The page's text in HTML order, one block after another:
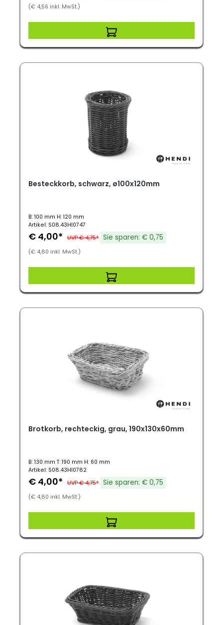
(€ 4,56 inkl. MwSt.)
Besteckkorb, schwarz, ø100x120mm
B: 100 mm H: 120 mm
Artikel: S08.43HI0747
€ 4,00* UVP € 4,75* Sie sparen: € 0,75
(€ 4,80 inkl. MwSt.)
Brotkorb, rechteckig, grau, 190x130x60mm
B: 130 mm T: 190 mm H: 60 mm
Artikel: S08.43HI0782
€ 4,00* UVP € 4,75* Sie sparen: € 0,75
(€ 4,80 inkl. MwSt.)